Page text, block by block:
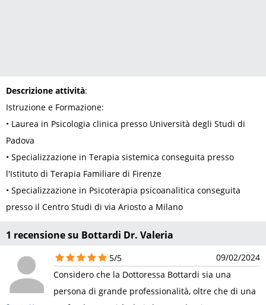
Descrizione attività:
Istruzione e Formazione:
• Laurea in Psicologia clinica presso Università degli Studi di
Padova
• Specializzazione in Terapia sistemica conseguita presso
l'Istituto di Terapia Familiare di Firenze
• Specializzazione in Psicoterapia psicoanalitica conseguita
presso il Centro Studi di via Ariosto a Milano
1 recensione su Bottardi Dr. Valeria
5/5
09/02/2024
Considero che la Dottoressa Bottardi sia una
persona di grande professionalità, oltre che di una